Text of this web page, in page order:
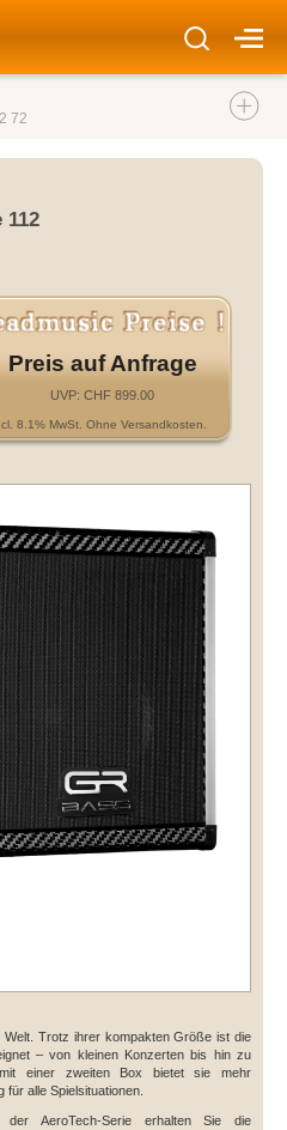
72
112
Preis auf Anfrage
UVP: CHF 899.00
8.1% MwSt. Ohne Versandkosten.
Trotz ihrer kompakten Größe ist die
– von kleinen Konzerten bis hin zu
einer zweiten Box bietet sie mehr
alle Spielsituationen.
AeroTech-Serie erhalten Sie die